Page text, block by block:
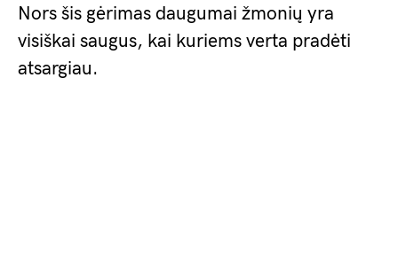
Nors šis gėrimas daugumai žmonių yra
visiškai saugus, kai kuriems verta pradėti
atsargiau.